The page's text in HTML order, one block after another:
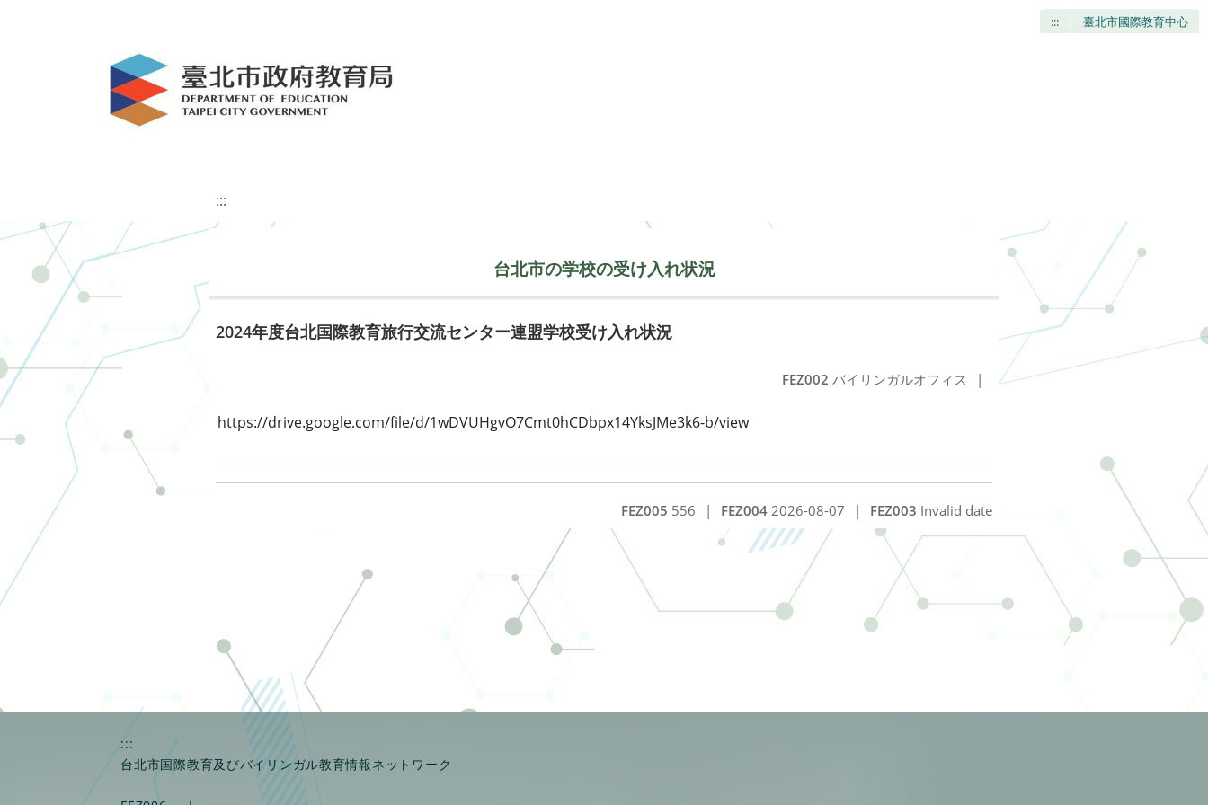
::: 臺北市國際教育中心
:::
台北市の学校の受け入れ状況
2024年度台北国際教育旅行交流センター連盟学校受け入れ状況
FEZ002 バイリンガルオフィス |
https://drive.google.com/file/d/1wDVUHgvO7Cmt0hCDbpx14YksJMe3k6-b/view
FEZ003 Invalid date
FEZ004 2026-08-07 |
FEZ005 556 |
:::
台北市国際教育及びバイリンガル教育情報ネットワーク